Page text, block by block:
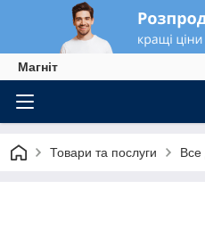
Магніт
Товари та послуги Все